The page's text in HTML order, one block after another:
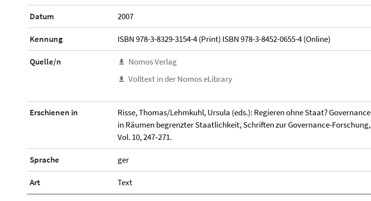
Datum 2007
Kennung ISBN 978-3-8329-3154-4 (Print) ISBN 978-3-8452-0655-4 (Online)
Quelle/n
Nomos Verlag
Volltext in der Nomos eLibrary
Erschienen in
Risse, Thomas/Lehmkuhl, Ursula (eds.): Regieren ohne Staat? Governance
in Räumen begrenzter Staatlichkeit, Schriften zur Governance-Forschung,
Vol. 10, 247‐271.
Sprache ger
Art Text